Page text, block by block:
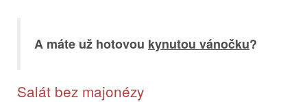
A máte už hotovou kynutou vánočku?
Salát bez majonézy